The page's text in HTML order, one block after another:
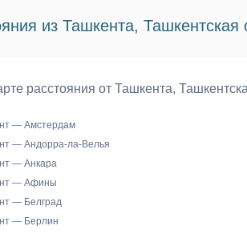
из Ташкента, Ташкентская
расстояния от Ташкента,
— Амстердам
— Андорра-ла-Велья
— Анкара
— Афины
— Белград
— Берлин